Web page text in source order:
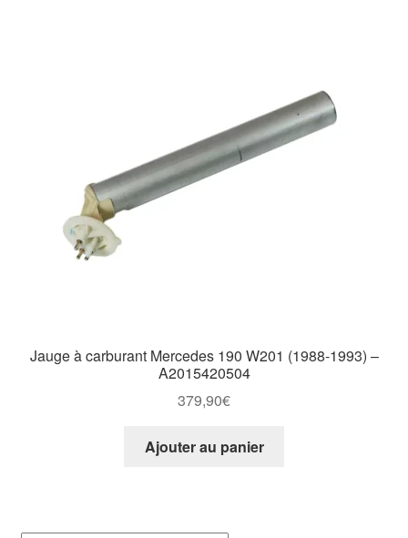
Jauge à carburant Mercedes 190 W201 (1988-1993) –
A2015420504
379,90€
Ajouter au panier